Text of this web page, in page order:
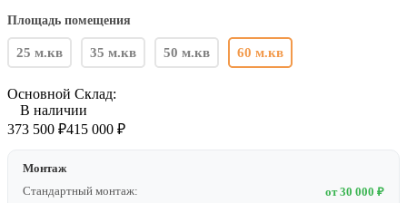
Площадь помещения
25 м.кв 35 м.кв 50 м.кв 60 м.кв
Основной Склад:
В наличии
373 500 ₽415 000 ₽
Монтаж
Стандартный монтаж:
от 30 000 ₽